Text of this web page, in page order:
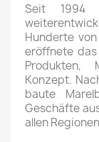
Seit 1994
Hunderte
eröffnete
Produkten,
Konzept.
baute
Geschäfte
allen